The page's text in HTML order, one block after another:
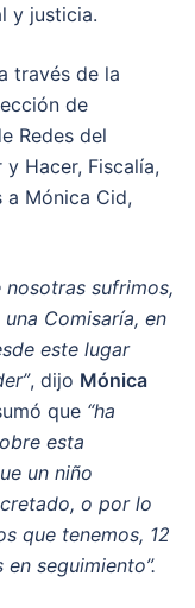
y justicia.
través de la
de
Redes del
Hacer, Fiscalía,
a Mónica Cid,
nosotras sufrimos,
Comisaría, en
este lugar
, dijo Mónica
que “ha
esta
un niño
o por lo
que tenemos, 12
seguimiento”.